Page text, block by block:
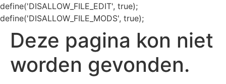
define('DISALLOW_FILE_EDIT', true);
define('DISALLOW_FILE_MODS', true);
Deze pagina kon niet
worden gevonden.